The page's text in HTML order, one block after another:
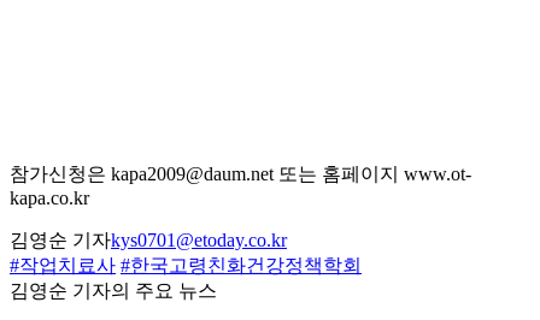
참가신청은 kapa2009@daum.net 또는 홈페이지 www.ot-
kapa.co.kr
김영순 기자kys0701@etoday.co.kr
#작업치료사 #한국고령친화건강정책학회
김영순 기자의 주요 뉴스